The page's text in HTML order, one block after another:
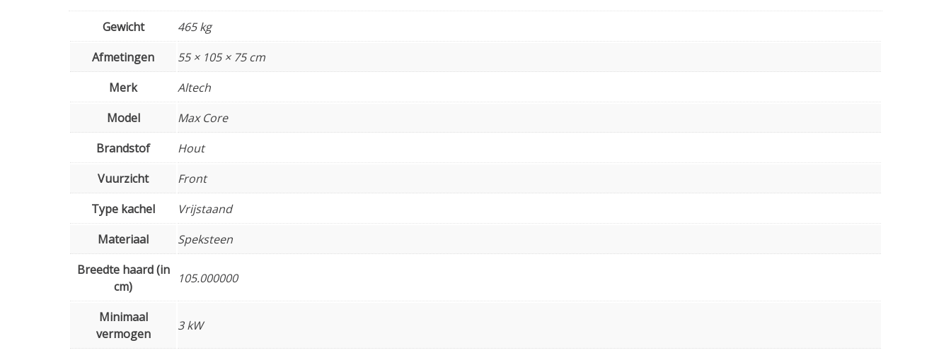
Gewicht
465 kg
Afmetingen
55 × 105 × 75 cm
Merk
Altech
Model
Max Core
Brandstof
Hout
Vuurzicht
Front
Type kachel
Vrijstaand
Materiaal
Speksteen
Breedte haard (in
cm)
105.000000
Minimaal
vermogen
3 kW